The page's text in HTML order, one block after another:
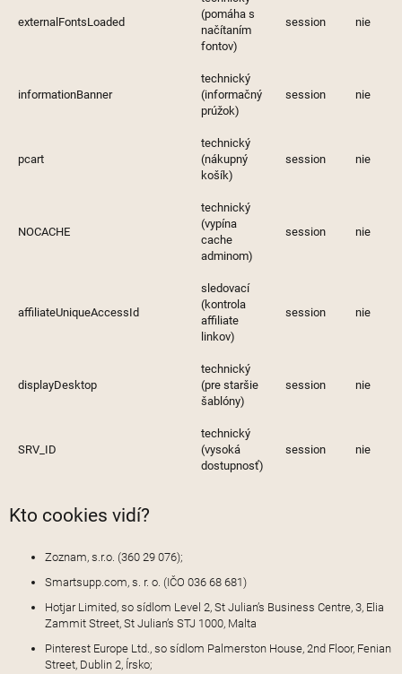
externalFontsLoaded
(pomáha s
načítaním
fontov)
session nie
informationBanner
technický
(informačný
prúžok)
session nie
pcart
technický
(nákupný
košík)
session nie
NOCACHE
technický
(vypína
cache
adminom)
session nie
affiliateUniqueAccessId
sledovací
(kontrola
affiliate
linkov)
session nie
displayDesktop
technický
(pre staršie
šablóny)
session nie
SRV_ID
technický
(vysoká
dostupnosť)
session nie
Kto cookies vidí?
Zoznam, s.r.o. (360 29 076);
Smartsupp.com, s. r. o. (IČO 036 68 681)
Hotjar Limited, so sídlom Level 2, St Julian’s Business Centre, 3, Elia
Zammit Street, St Julian’s STJ 1000, Malta
Pinterest Europe Ltd., so sídlom Palmerston House, 2nd Floor, Fenian
Street, Dublin 2, Írsko;